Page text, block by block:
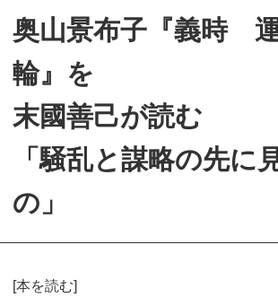
奥山景布子『義時
輪』を
末國善己が読む
「騒乱と謀略の先に
の」
[本を読む]